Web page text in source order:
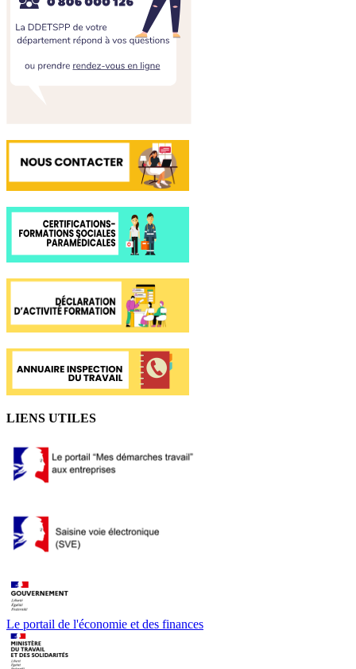
LIENS UTILES
Le portail de l'économie et des finances